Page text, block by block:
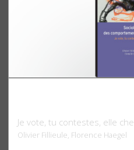
Je vote, tu contestes, elle
Olivier Fillieule, Florence Haegel